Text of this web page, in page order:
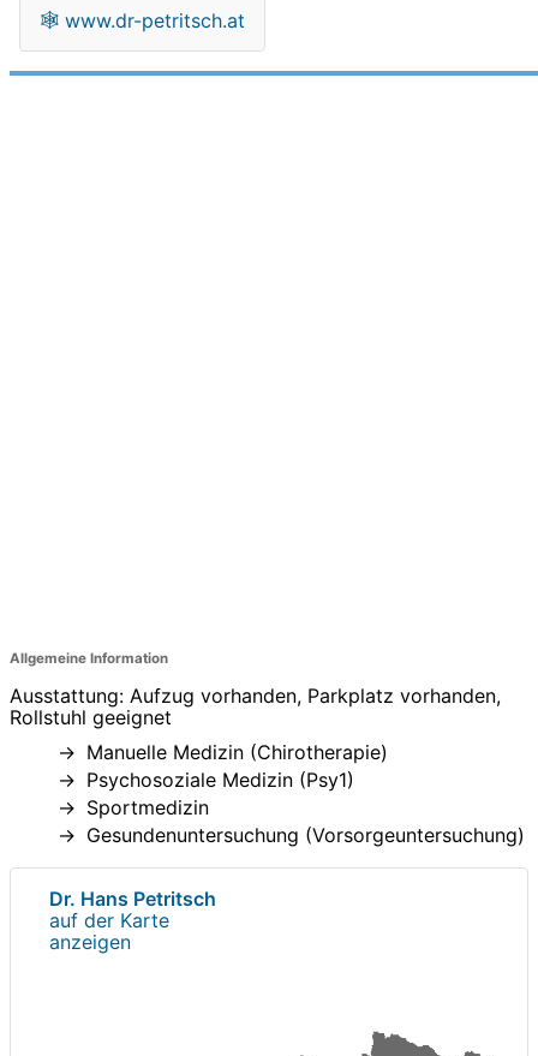
🕸 www.dr-petritsch.at
Allgemeine Information
Ausstattung: Aufzug vorhanden, Parkplatz vorhanden,
Rollstuhl geeignet
Manuelle Medizin (Chirotherapie)
Psychosoziale Medizin (Psy1)
Sportmedizin
Gesundenuntersuchung (Vorsorgeuntersuchung)
Dr. Hans Petritsch
auf der Karte
anzeigen